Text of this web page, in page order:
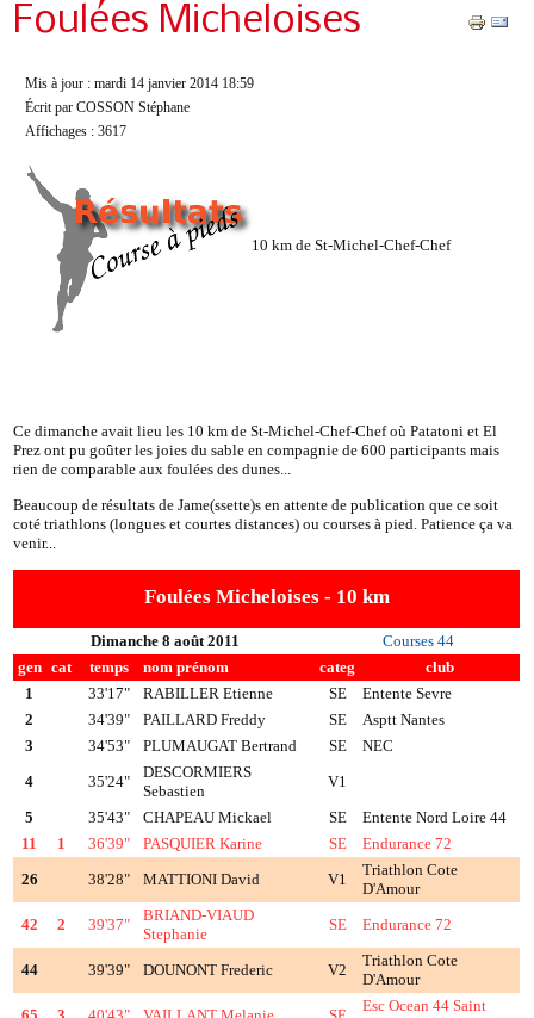
Foulées Micheloises
Mis à jour : mardi 14 janvier 2014 18:59
Écrit par COSSON Stéphane
Affichages : 3617
10 km de St-Michel-Chef-Chef
Ce dimanche avait lieu les 10 km de St-Michel-Chef-Chef où Patatoni et El
Prez ont pu goûter les joies du sable en compagnie de 600 participants mais
rien de comparable aux foulées des dunes...
Beaucoup de résultats de Jame(ssette)s en attente de publication que ce soit
coté triathlons (longues et courtes distances) ou courses à pied. Patience ça va
venir...
Foulées Micheloises - 10 km
Dimanche 8 août 2011
Courses 44
gen
cat temps nom prénom categ
club
1
33'17" RABILLER Etienne SE
Entente Sevre
2
34'39" PAILLARD Freddy SE
Asptt Nantes
3
34'53" PLUMAUGAT Bertrand SE NEC
4 35'24"
DESCORMIERS
Sebastien
V1
5 35'43" CHAPEAU Mickael SE
Entente Nord Loire 44
11
1 36'39" PASQUIER Karine SE Endurance 72
26 38'28" MATTIONI David V1
Triathlon Cote
D'Amour
42 2 39'37"
BRIAND-VIAUD
Stephanie
SE Endurance 72
44 39'39" DOUNONT Frederic V2
Triathlon Cote
D'Amour
Esc Ocean 44 Saint